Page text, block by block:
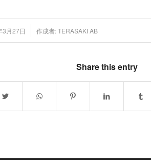
3月27日 作成者:TERASAKI AB
Share this entry